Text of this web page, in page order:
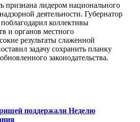
признана лидером национального
деятельности. Губернатор
коллективы
и органов местного
результаты слаженной
задачу сохранить планку
законодательства.
поддержали Неделю